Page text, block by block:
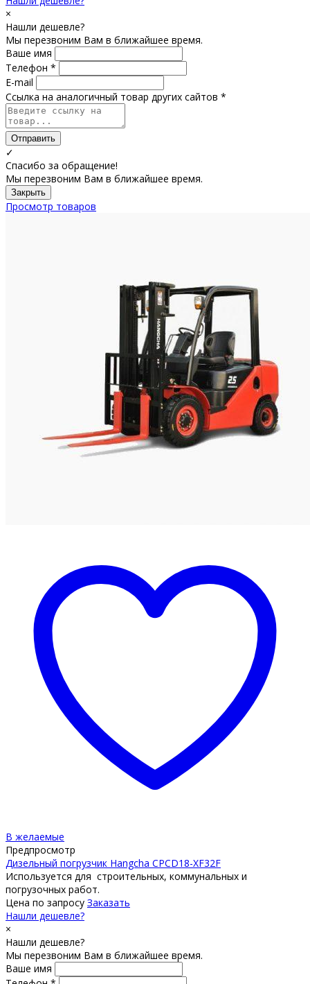
×
Нашли дешевле?
Мы перезвоним Вам в ближайшее время.
Ваше имя
Телефон *
E-mail
Ссылка на аналогичный товар других сайтов *
Отправить
✓
Спасибо за обращение!
Мы перезвоним Вам в ближайшее время.
Закрыть
Просмотр товаров
В желаемые
Предпросмотр
Дизельный погрузчик Hangcha CPCD18-XF32F
Используется для строительных, коммунальных и
погрузочных работ.
Цена по запросу Заказать
Нашли дешевле?
×
Нашли дешевле?
Мы перезвоним Вам в ближайшее время.
Ваше имя